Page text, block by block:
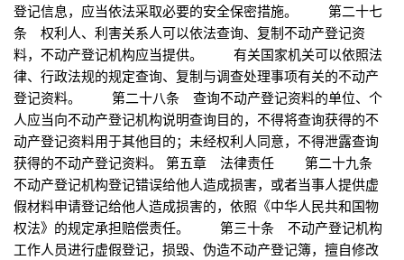
登记信息，应当依法采取必要的安全保密措施。 第二十七
条 权利人、利害关系人可以依法查询、复制不动产登记资
料，不动产登记机构应当提供。 有关国家机关可以依照法
律、行政法规的规定查询、复制与调查处理事项有关的不动产
登记资料。 第二十八条 查询不动产登记资料的单位、个
人应当向不动产登记机构说明查询目的，不得将查询获得的不
动产登记资料用于其他目的；未经权利人同意，不得泄露查询
获得的不动产登记资料。 第五章 法律责任 第二十九条
不动产登记机构登记错误给他人造成损害，或者当事人提供虚
假材料申请登记给他人造成损害的，依照《中华人民共和国物
权法》的规定承担赔偿责任。 第三十条 不动产登记机构
工作人员进行虚假登记，损毁、伪造不动产登记簿，擅自修改